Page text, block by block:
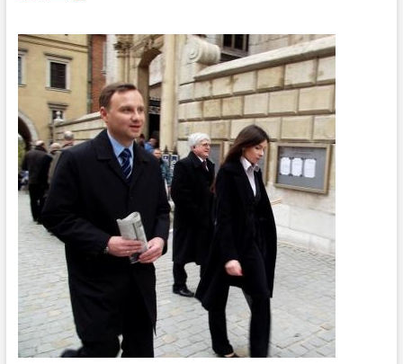
sam
siebie
podczas
debaty
prezydenckiej.
Nie
przeprosił
za